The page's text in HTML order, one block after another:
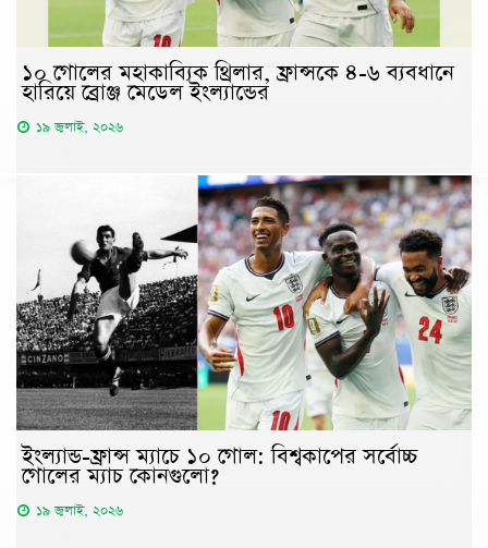
১০ গোলের মহাকাব্যিক থ্রিলার, ফ্রান্সকে ৪-৬ ব্যবধানে
হারিয়ে ব্রোঞ্জ মেডেল ইংল্যান্ডের
১৯ জুলাই, ২০২৬
ইংল্যান্ড-ফ্রান্স ম্যাচে ১০ গোল: বিশ্বকাপের সর্বোচ্চ
গোলের ম্যাচ কোনগুলো?
১৯ জুলাই, ২০২৬